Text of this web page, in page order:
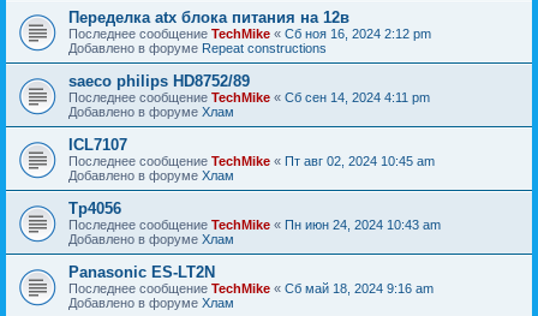
Переделка atx блока питания на 12в
Последнее сообщение TechMike « Сб ноя 16, 2024 2:12 pm
Добавлено в форуме Repeat constructions
saeco philips HD8752/89
Последнее сообщение TechMike « Сб сен 14, 2024 4:11 pm
Добавлено в форуме Хлам
ICL7107
Последнее сообщение TechMike « Пт авг 02, 2024 10:45 am
Добавлено в форуме Хлам
Tp4056
Последнее сообщение TechMike « Пн июн 24, 2024 10:43 am
Добавлено в форуме Хлам
Panasonic ES-LT2N
Последнее сообщение TechMike « Сб май 18, 2024 9:16 am
Добавлено в форуме Хлам